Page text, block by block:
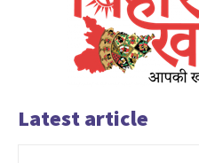
Latest article